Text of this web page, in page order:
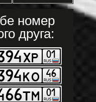
номер
друга: